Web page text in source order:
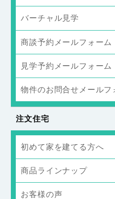
バーチャル見学
商談予約メールフォーム
見学予約メールフォーム
物件のお問合せメールフ
注文住宅
初めて家を建てる方へ
商品ラインナップ
お客様の声